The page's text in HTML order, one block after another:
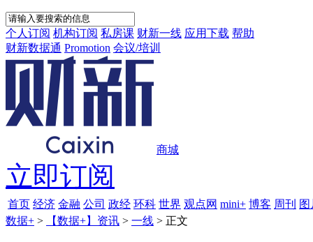
个人订阅 机构订阅 私房课 财新一线 应用下载 帮助
财新数据通 Promotion 会议/培训
商城
立即订阅
首页 经济 金融 公司 政经 环科 世界 观点网 mini+ 博客 周刊 图
数据+ > 【数据+】资讯 > 一线 > 正文